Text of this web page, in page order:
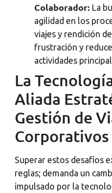
Colaborador: La
agilidad en los
viajes y rendición
frustración y
actividades
La
Aliada
Gestión de
Corporativos
Superar estos desafíos
reglas; demanda un
impulsado por la